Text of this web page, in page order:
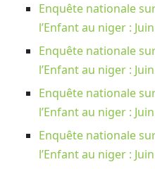
Enquête nationale
l’Enfant au niger :
Enquête nationale
l’Enfant au niger :
Enquête nationale
l’Enfant au niger :
Enquête nationale
l’Enfant au niger :